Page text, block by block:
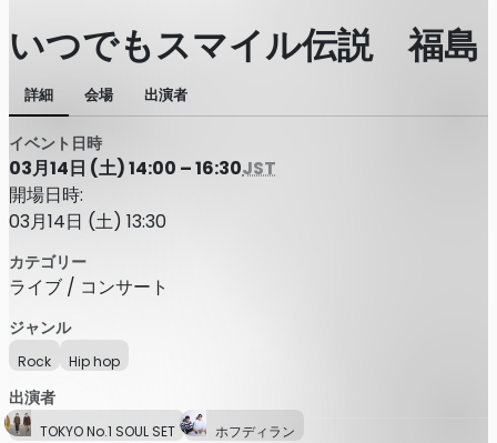
いつでもスマイル伝説 福島
詳細 会場 出演者
イベント日時
03月14日 (土) 14:00 – 16:30JST
開場日時:
03月14日 (土) 13:30
カテゴリー
ライブ / コンサート
ジャンル
Rock Hip hop
出演者
TOKYO No.1 SOUL SET ホフディラン